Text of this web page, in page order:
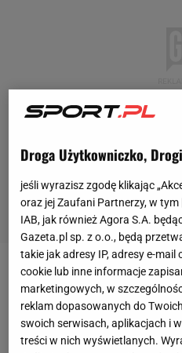
Bayern Monachium
Niemiec dzięki wygranej
Borussią Dortmund. Mimo
brakuje złych informacji
Droga Użytkowniczko,
jeśli wyrazisz zgodę klikając
oraz jej Zaufani Partnerzy, w tym
IAB, jak również Agora S.A.
Gazeta.pl sp. z o.o., będą
takie jak adresy IP, adresy e-
cookie lub inne informacje
marketingowych, w
reklam dopasowanych do
swoich serwisach, aplikacjach i
treści w nich wyświetlanych.